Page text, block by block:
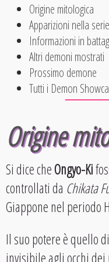
Origine mitologica
Apparizioni nella
Informazioni in
Altri demoni mostrati
Prossimo demone
Tutti i Demon
Origine
Si dice cheOngyo-Ki
controllati da Chikata
Giappone nel periodo
Il suo potere è quello
invisibile agli occhi